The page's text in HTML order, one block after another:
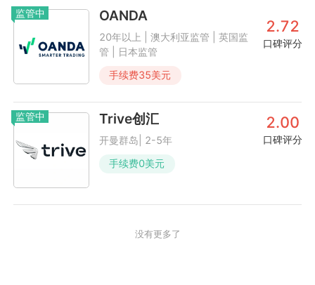
监管中 OANDA
20年以上 | 澳大利亚监管 | 英国监
管 | 日本监管
2.72
口碑评分
手续费35美元
监管中 Trive创汇
开曼群岛| 2-5年
2.00
口碑评分
手续费0美元
没有更多了